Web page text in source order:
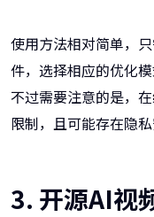
使用方法相对简单，
件，选择相应的优化
不过需要注意的是，
限制，且可能存在隐私
3. 开源AI视